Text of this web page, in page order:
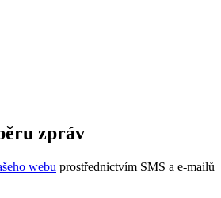
zpráv
webu prostřednictvím SMS a e-mailů